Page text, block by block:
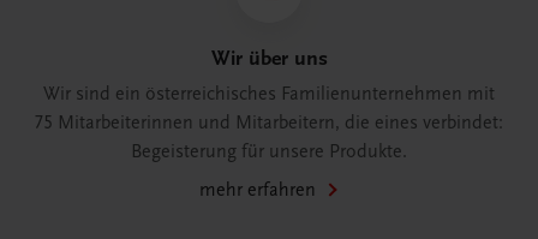
Wir über uns
Wir sind ein österreichisches Familienunternehmen mit
75 Mitarbeiterinnen und Mitarbeitern, die eines verbindet:
Begeisterung für unsere Produkte.
mehr erfahren